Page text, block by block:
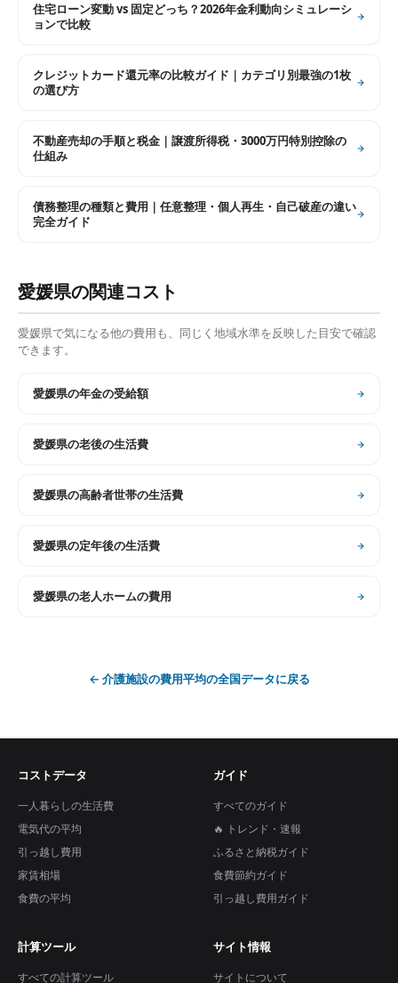
住宅ローン変動 vs 固定どっち？2026年金利動向シミュレーシ
ョンで比較
クレジットカード還元率の比較ガイド｜カテゴリ別最強の1枚
の選び方
不動産売却の手順と税金｜譲渡所得税・3000万円特別控除の
仕組み
債務整理の種類と費用｜任意整理・個人再生・自己破産の違い
完全ガイド
愛媛県の関連コスト
愛媛県で気になる他の費用も、同じく地域水準を反映した目安で確認
できます。
愛媛県の年金の受給額
愛媛県の老後の生活費
愛媛県の高齢者世帯の生活費
愛媛県の定年後の生活費
愛媛県の老人ホームの費用
← 介護施設の費用平均の全国データに戻る
コストデータ
一人暮らしの生活費
電気代の平均
引っ越し費用
家賃相場
食費の平均
ガイド
すべてのガイド
🔥 トレンド・速報
ふるさと納税ガイド
食費節約ガイド
引っ越し費用ガイド
計算ツール
すべての計算ツール
サイト情報
サイトについて